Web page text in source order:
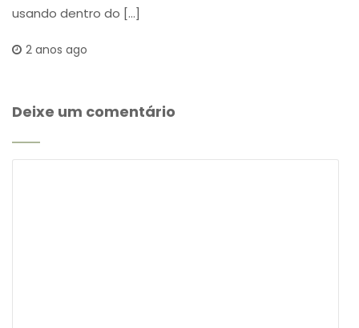
usando dentro do […]
2 anos ago
Deixe um comentário